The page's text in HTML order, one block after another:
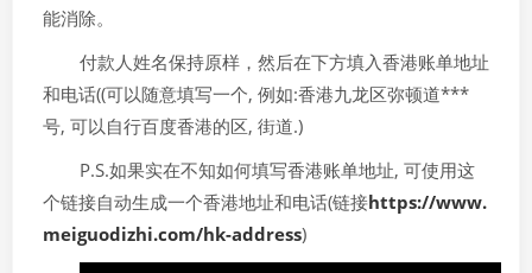
能消除。
付款人姓名保持原样，然后在下方填入香港账单地址
和电话((可以随意填写一个, 例如:香港九龙区弥顿道***
号, 可以自行百度香港的区, 街道.)
P.S.如果实在不知如何填写香港账单地址, 可使用这
个链接自动生成一个香港地址和电话(链接https://www.
meiguodizhi.com/hk-address)